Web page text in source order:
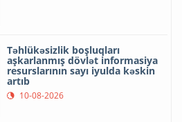
Təhlükəsizlik boşluqları
aşkarlanmış dövlət informasiya
resurslarının sayı iyulda kəskin
artıb
10-08-2026